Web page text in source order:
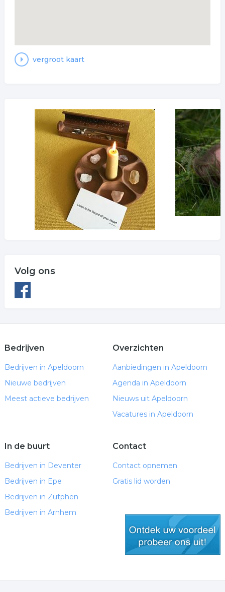
vergroot kaart
Volg ons
Bedrijven
Bedrijven in Apeldoorn
Nieuwe bedrijven
Meest actieve bedrijven
Overzichten
Aanbiedingen in Apeldoorn
Agenda in Apeldoorn
Nieuws uit Apeldoorn
Vacatures in Apeldoorn
In de buurt
Bedrijven in Deventer
Bedrijven in Epe
Bedrijven in Zutphen
Bedrijven in Arnhem
Contact
Contact opnemen
Gratis lid worden